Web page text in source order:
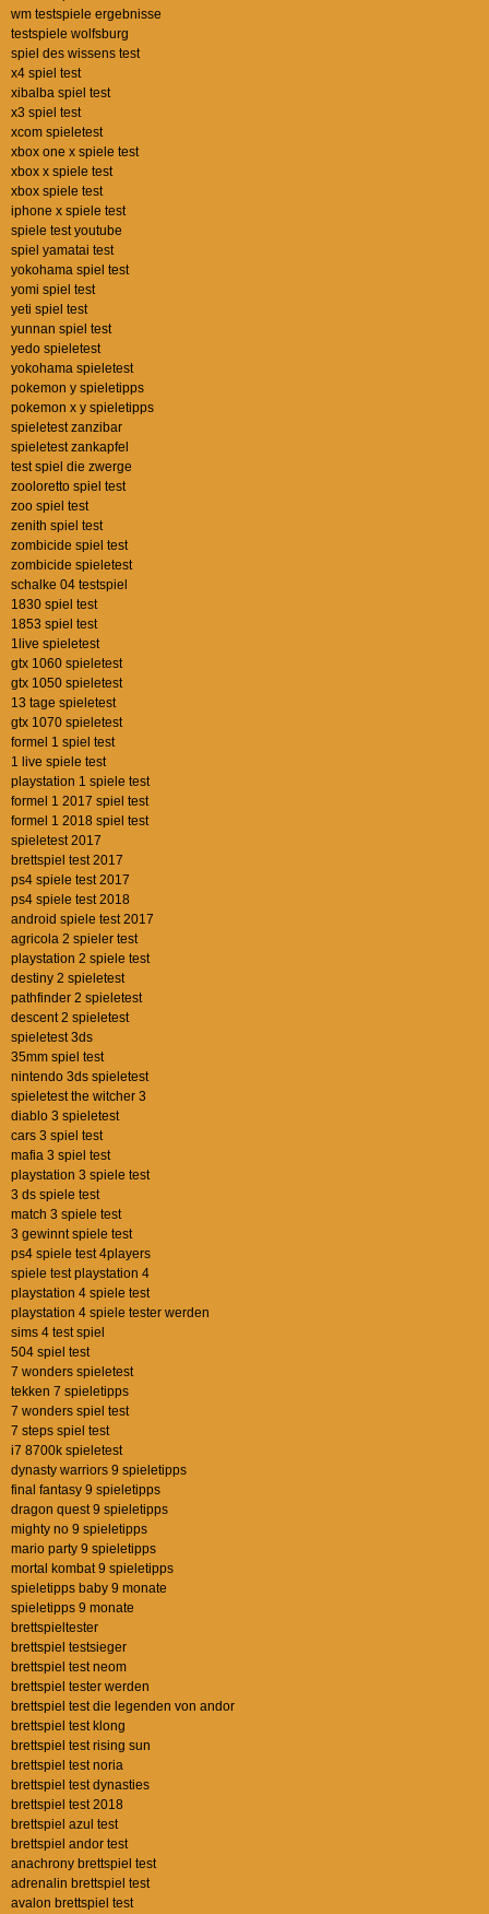
wm testspiele ergebnisse
testspiele wolfsburg
spiel des wissens test
x4 spiel test
xibalba spiel test
x3 spiel test
xcom spieletest
xbox one x spiele test
xbox x spiele test
xbox spiele test
iphone x spiele test
spiele test youtube
spiel yamatai test
yokohama spiel test
yomi spiel test
yeti spiel test
yunnan spiel test
yedo spieletest
yokohama spieletest
pokemon y spieletipps
pokemon x y spieletipps
spieletest zanzibar
spieletest zankapfel
test spiel die zwerge
zooloretto spiel test
zoo spiel test
zenith spiel test
zombicide spiel test
zombicide spieletest
schalke 04 testspiel
1830 spiel test
1853 spiel test
1live spieletest
gtx 1060 spieletest
gtx 1050 spieletest
13 tage spieletest
gtx 1070 spieletest
formel 1 spiel test
1 live spiele test
playstation 1 spiele test
formel 1 2017 spiel test
formel 1 2018 spiel test
spieletest 2017
brettspiel test 2017
ps4 spiele test 2017
ps4 spiele test 2018
android spiele test 2017
agricola 2 spieler test
playstation 2 spiele test
destiny 2 spieletest
pathfinder 2 spieletest
descent 2 spieletest
spieletest 3ds
35mm spiel test
nintendo 3ds spieletest
spieletest the witcher 3
diablo 3 spieletest
cars 3 spiel test
mafia 3 spiel test
playstation 3 spiele test
3 ds spiele test
match 3 spiele test
3 gewinnt spiele test
ps4 spiele test 4players
spiele test playstation 4
playstation 4 spiele test
playstation 4 spiele tester werden
sims 4 test spiel
504 spiel test
7 wonders spieletest
tekken 7 spieletipps
7 wonders spiel test
7 steps spiel test
i7 8700k spieletest
dynasty warriors 9 spieletipps
final fantasy 9 spieletipps
dragon quest 9 spieletipps
mighty no 9 spieletipps
mario party 9 spieletipps
mortal kombat 9 spieletipps
spieletipps baby 9 monate
spieletipps 9 monate
brettspieltester
brettspiel testsieger
brettspiel test neom
brettspiel tester werden
brettspiel test die legenden von andor
brettspiel test klong
brettspiel test rising sun
brettspiel test noria
brettspiel test dynasties
brettspiel test 2018
brettspiel azul test
brettspiel andor test
anachrony brettspiel test
adrenalin brettspiel test
avalon brettspiel test